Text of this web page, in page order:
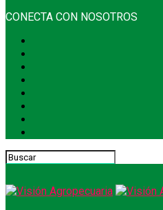
CONECTA CON NOSOTROS